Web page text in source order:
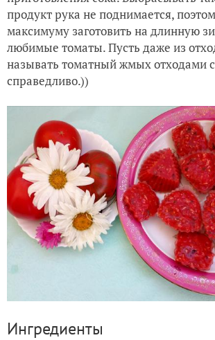
продукт рука не поднимается,
максимуму заготовить на длинную
любимые томаты. Пусть даже из
называть томатный жмых отходами
справедливо.))
Ингредиенты